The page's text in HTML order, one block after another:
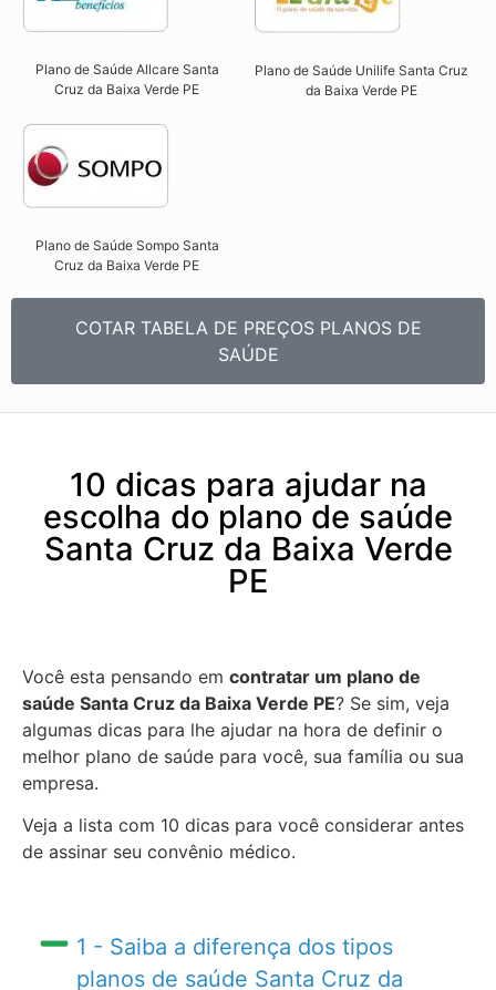
Plano de Saúde Allcare Santa
Cruz da Baixa Verde PE​
Plano de Saúde Unilife Santa Cruz
da Baixa Verde PE​
Plano de Saúde Sompo Santa
Cruz da Baixa Verde PE​
COTAR TABELA DE PREÇOS PLANOS DE
SAÚDE
10 dicas para ajudar na
escolha do plano de saúde
Santa Cruz da Baixa Verde
PE
Você esta pensando em contratar um plano de
saúde Santa Cruz da Baixa Verde PE? Se sim, veja
algumas dicas para lhe ajudar na hora de definir o
melhor plano de saúde para você, sua família ou sua
empresa.
Veja a lista com 10 dicas para você considerar antes
de assinar seu convênio médico.
1 - Saiba a diferença dos tipos
planos de saúde Santa Cruz da